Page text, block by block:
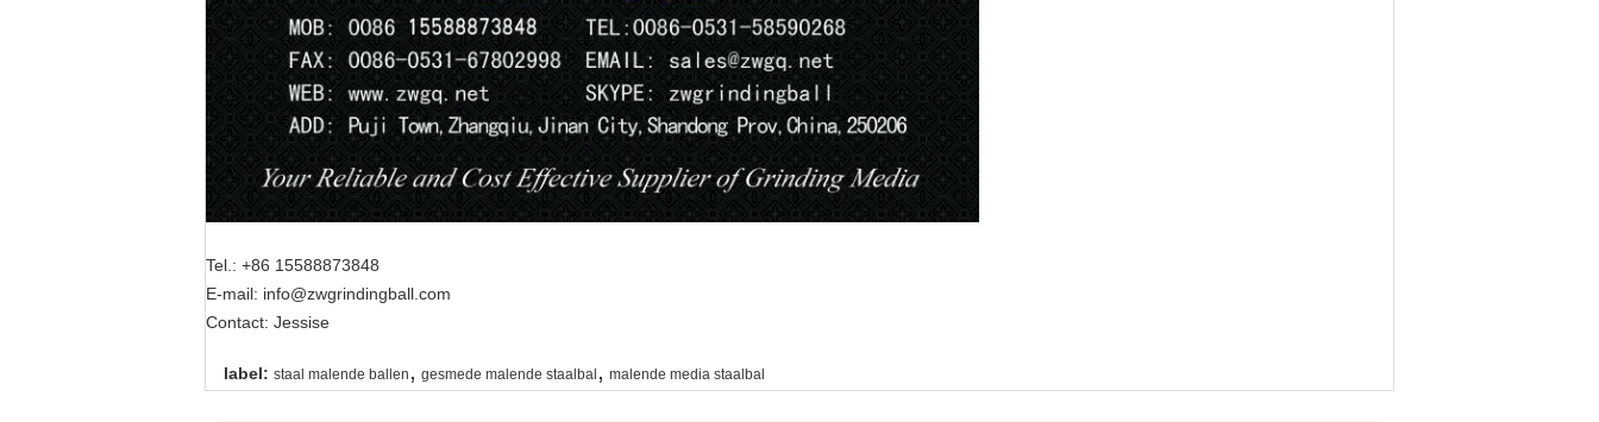
Tel.: +86 15588873848
E-mail: info@zwgrindingball.com
Contact: Jessise
label: staal malende ballen , gesmede malende staalbal , malende media staalbal